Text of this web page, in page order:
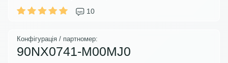
10
Конфігурація / партномер:
90NX0741-M00MJ0